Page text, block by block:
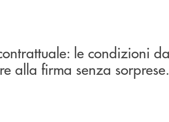
le condizioni
alla firma senza sorprese.